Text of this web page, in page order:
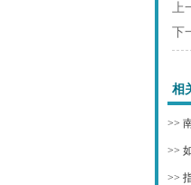
上
下
相
>>
>>
>>